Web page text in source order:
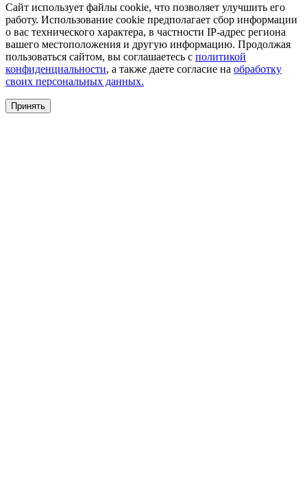
Сайт использует файлы cookie, что позволяет улучшить его
работу. Использование cookie предполагает сбор информации
о вас технического характера, в частности IP-адрес региона
вашего местоположения и другую информацию. Продолжая
пользоваться сайтом, вы соглашаетесь с политикой
конфиденциальности, а также даете согласие на обработку
своих персональных данных.
Принять